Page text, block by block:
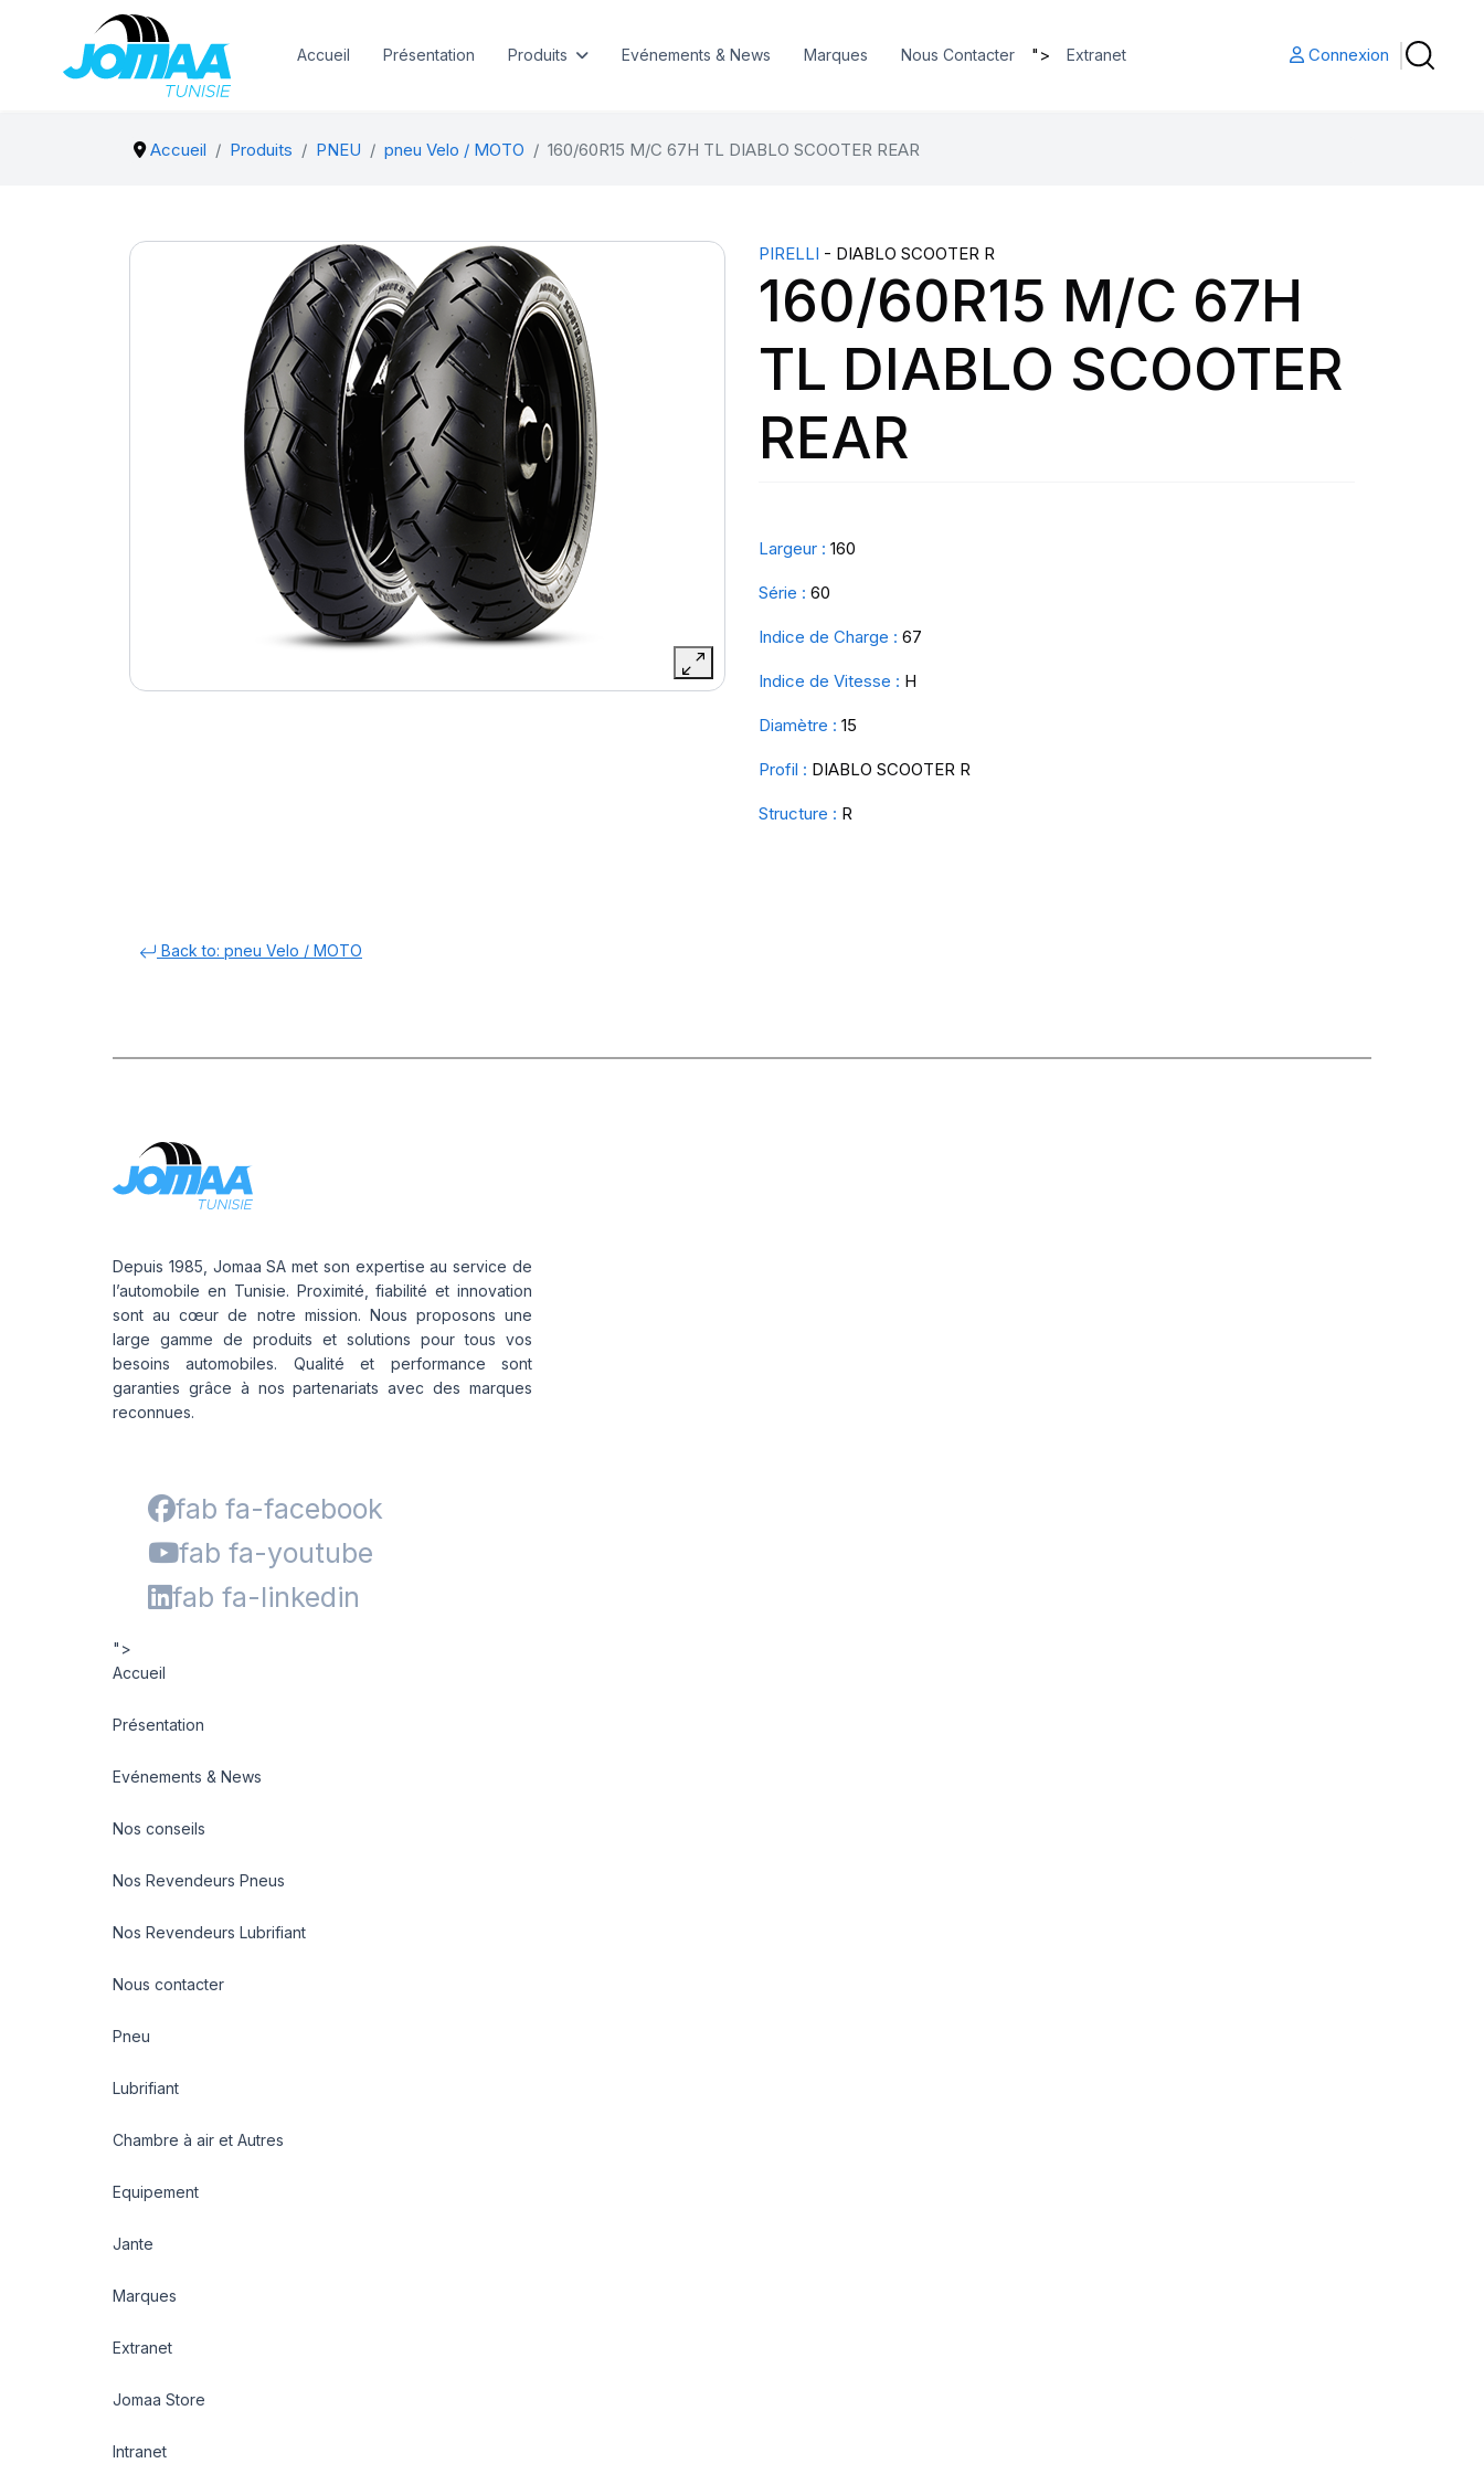
Accueil Présentation Produits Evénements & News Marques Nous Contacter "> Extranet Connexion
Accueil Produits PNEU pneu Velo / MOTO 160/60R15 M/C 67H TL DIABLO SCOOTER REAR
PIRELLI - DIABLO SCOOTER R
160/60R15 M/C 67H
TL DIABLO SCOOTER
REAR
Largeur : 160
Série : 60
Indice de Charge : 67
Indice de Vitesse : H
Diamètre : 15
Profil : DIABLO SCOOTER R
Structure : R
Back to: pneu Velo / MOTO
Depuis 1985, Jomaa SA met son expertise au service de
l’automobile en Tunisie. Proximité, fiabilité et innovation
sont au cœur de notre mission. Nous proposons une
large gamme de produits et solutions pour tous vos
besoins automobiles. Qualité et performance sont
garanties grâce à nos partenariats avec des marques
reconnues.
fab fa-facebook
fab fa-youtube
fab fa-linkedin
">
Accueil
Présentation
Evénements & News
Nos conseils
Nos Revendeurs Pneus
Nos Revendeurs Lubrifiant
Nous contacter
Pneu
Lubrifiant
Chambre à air et Autres
Equipement
Jante
Marques
Extranet
Jomaa Store
Intranet